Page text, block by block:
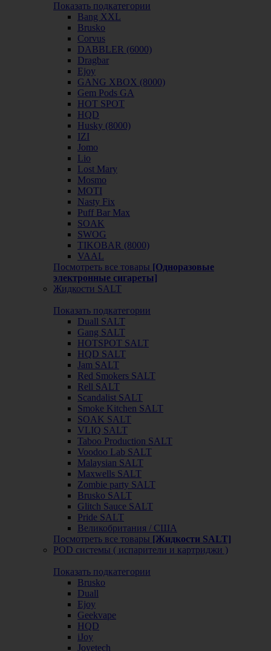
Показать подкатегории
Bang XXL
Brusko
Corvus
DABBLER (6000)
Dragbar
Ejoy
GANG XBOX (8000)
Gem Pods GA
HOT SPOT
HQD
Husky (8000)
IZI
Jomo
Lio
Lost Mary
Mosmo
MOTI
Nasty Fix
Puff Bar Max
SOAK
SWOG
TIKOBAR (8000)
VAAL
Посмотреть все товары [Одноразовые
электронные сигареты]
Жидкости SALT
Показать подкатегории
Duall SALT
Gang SALT
HOTSPOT SALT
HQD SALT
Jam SALT
Red Smokers SALT
Rell SALT
Scandalist SALT
Smoke Kitchen SALT
SOAK SALT
VLIQ SALT
Taboo Production SALT
Voodoo Lab SALT
Malaysian SALT
Maxwells SALT
Zombie party SALT
Brusko SALT
Glitch Sauce SALT
Pride SALT
Великобритания / США
Посмотреть все товары [Жидкости SALT]
POD системы ( испарители и картриджи )
Показать подкатегории
Brusko
Duall
Ejoy
Geekvape
HQD
iJoy
Joyetech